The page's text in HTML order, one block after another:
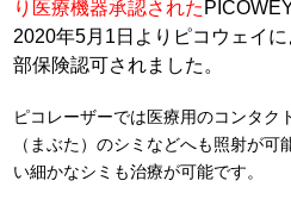
り医療機器承認された
2020年5月1日よりピコウェイ
部保険認可されました。
ピコレーザーでは医療用のコンタク
（まぶた）のシミなどへも照射が
い細かなシミも治療が可能です。